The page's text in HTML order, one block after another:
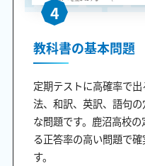
4
教科書の基本問題
定期テストに高確率で
法、和訳、英訳、語句
な問題です。鹿沼高校
る正答率の高い問題で
す。